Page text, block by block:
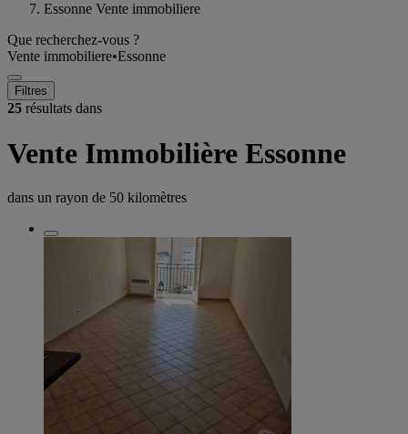
Essonne Vente immobiliere
Que recherchez-vous ?
Vente immobiliere•Essonne
Filtres
25 résultats dans
Vente Immobilière Essonne
dans un rayon de 50 kilomètres